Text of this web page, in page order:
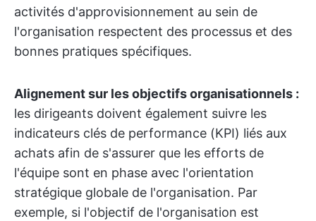
activités d'approvisionnement au sein de
l'organisation respectent des processus et des
bonnes pratiques spécifiques.
Alignement sur les objectifs organisationnels :
les dirigeants doivent également suivre les
indicateurs clés de performance (KPI) liés aux
achats afin de s'assurer que les efforts de
l'équipe sont en phase avec l'orientation
stratégique globale de l'organisation. Par
exemple, si l'objectif de l'organisation est